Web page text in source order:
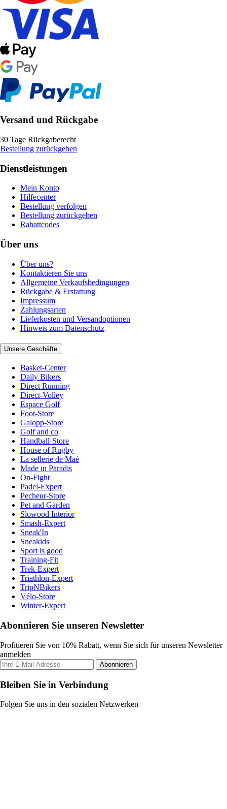
Versand und Rückgabe
30 Tage Rückgaberecht
Bestellung zurückgeben
Dienstleistungen
Mein Konto
Hilfecenter
Bestellung verfolgen
Bestellung zurückgeben
Rabattcodes
Über uns
Über uns?
Kontaktieren Sie uns
Allgemeine Verkaufsbedingungen
Rückgabe & Erstattung
Impressum
Zahlungsarten
Lieferkosten und Versandoptionen
Hinweis zum Datenschutz
Unsere Geschäfte
Basket-Center
Daily Bikers
Direct Running
Direct-Volley
Espace Golf
Foot-Store
Galopp-Store
Golf and co
Handball-Store
House of Rugby
La sellerie de Maé
Made in Paradis
On-Fight
Padel-Expert
Pecheur-Store
Pet and Garden
Slowood Interior
Smash-Expert
Sneak'In
Sneakids
Sport is good
Training-Fit
Trek-Expert
Triathlon-Expert
TripNBikers
Vélo-Store
Winter-Expert
Abonnieren Sie unseren Newsletter
Profitieren Sie von 10% Rabatt, wenn Sie sich für unseren Newsletter
anmelden
Abonnieren
Bleiben Sie in Verbindung
Folgen Sie uns in den sozialen Netzwerken